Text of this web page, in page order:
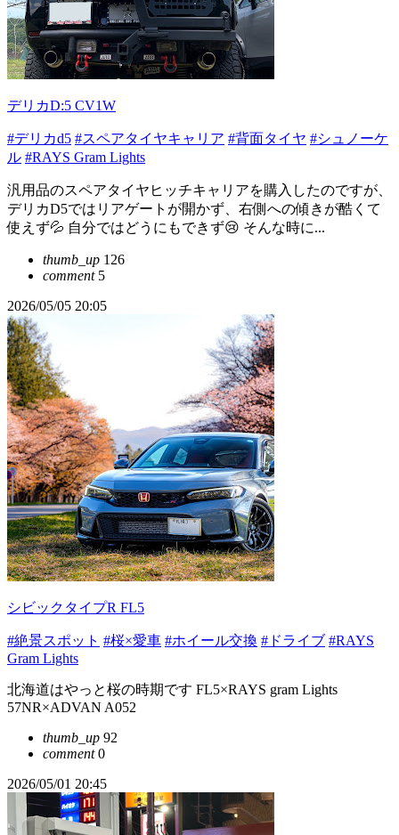
デリカD:5 CV1W
#デリカd5 #スペアタイヤキャリア #背面タイヤ #シュノーケ
ル #RAYS Gram Lights
汎用品のスペアタイヤヒッチキャリアを購入したのですが、
デリカD5ではリアゲートが開かず、右側への傾きが酷くて
使えず💦 自分ではどうにもできず😢 そんな時に...
thumb_up 126
comment5
2026/05/05 20:05
シビックタイプR FL5
#絶景スポット #桜×愛車 #ホイール交換 #ドライブ #RAYS
Gram Lights
北海道はやっと桜の時期です FL5×RAYS gram Lights
57NR×ADVAN A052
thumb_up 92
comment0
2026/05/01 20:45